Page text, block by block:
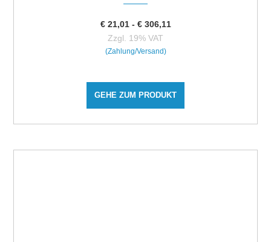
€21,01- €306,11
Zzgl. 19% VAT
(Zahlung/Versand)
GEHE ZUM PRODUKT